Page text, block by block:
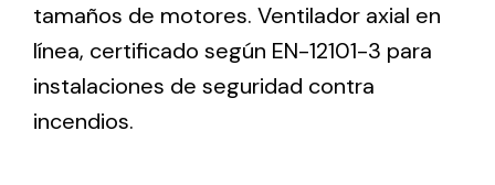
Iluminación Solar
Variedad de soluciones solares para todo tipo
de necesidades.
tamaños de motores. Ventilador axial en
línea, certificado según EN-12101-3 para
instalaciones de seguridad contra
incendios.